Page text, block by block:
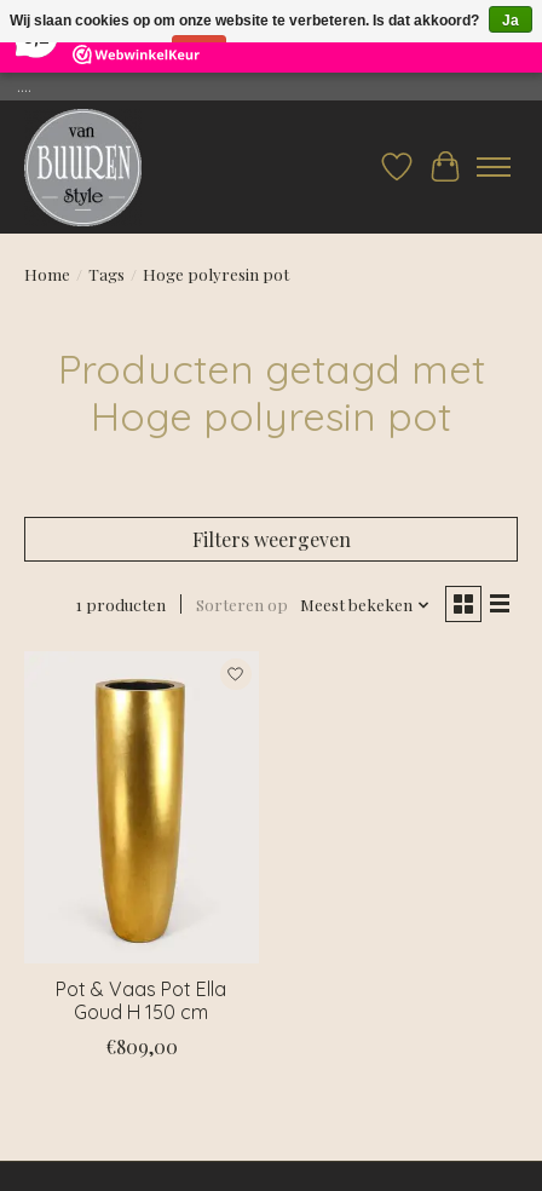
26 Reviews ×
....
Verlanglijst
Home / Tags / Hoge polyresin pot
Producten getagd met
Hoge polyresin pot
Filters weergeven
1 producten Sorteren op Meest bekeken
Pot & Vaas Pot Ella
Goud H 150 cm
€809,00
Wij slaan cookies op om onze website te verbeteren. Is dat akkoord?
Ja
Nee